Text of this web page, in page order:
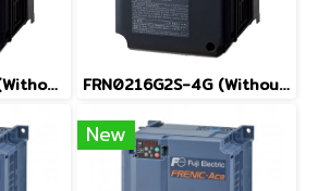
FRN0260G2S-4G (Without Keypad) FRN0216G2S-4G (Without Keypad)
New